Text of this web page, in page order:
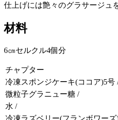
仕上げには艶々のグラサージュ
材料
6㎝セルクル4個分
チャプター
冷凍スポンジケーキ(ココア)5号
微粒子グラニュー糖 /
水 /
冷凍ラズベリー(フランボワーズ